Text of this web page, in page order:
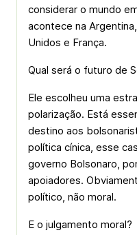
considerar o mundo
acontece na
Unidos e França.
Qual será o futuro de
Ele escolheu uma
polarização. Está
destino aos
política cínica, esse
governo Bolsonaro,
apoiadores.
político, não moral.
E o julgamento moral?